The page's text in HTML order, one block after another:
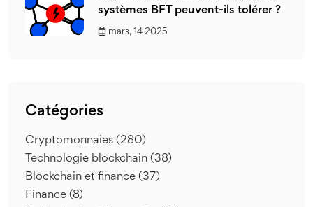
systèmes BFT peuvent-ils tolérer ?
mars, 14 2025
Catégories
Cryptomonnaies (280)
Technologie blockchain (38)
Blockchain et finance (37)
Finance (8)